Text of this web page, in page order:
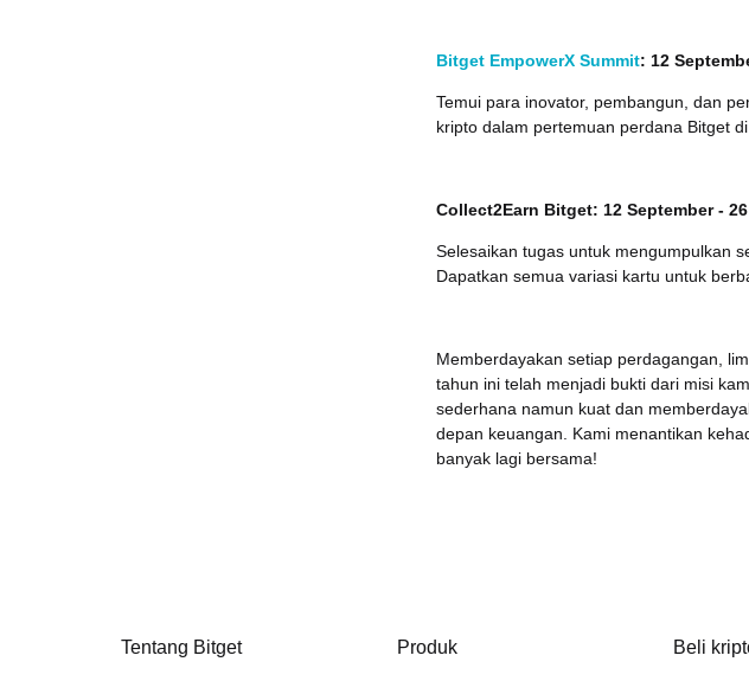
Bitget EmpowerX Summit: 12
Temui para inovator, pembangun, dan
kripto dalam pertemuan perdana Bitget di
Collect2Earn Bitget: 12 September -
Selesaikan tugas untuk mengumpulkan
Dapatkan semua variasi kartu untuk
Memberdayakan setiap perdagangan,
tahun ini telah menjadi bukti dari misi
sederhana namun kuat dan
depan keuangan. Kami menantikan
banyak lagi bersama!
Tentang Bitget Produk Beli